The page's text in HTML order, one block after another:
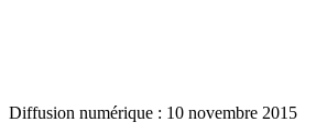
Diffusion numérique : 10 novembre 2015